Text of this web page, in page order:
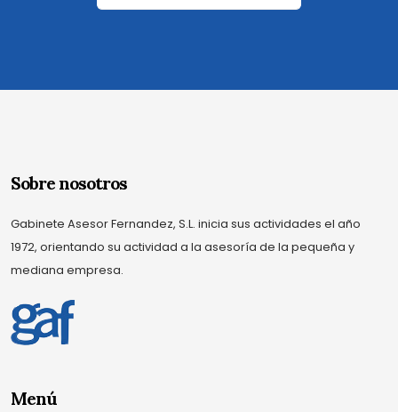
Sobre nosotros
Gabinete Asesor Fernandez, S.L. inicia sus actividades el año
1972, orientando su actividad a la asesoría de la pequeña y
mediana empresa.
Menú